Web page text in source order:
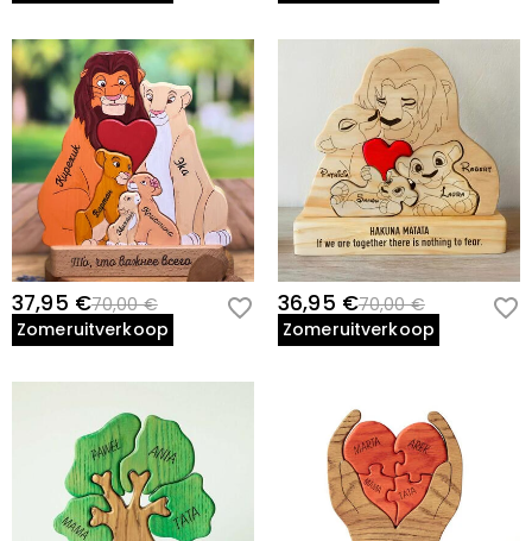
37,95 €70,00 €
Zomeruitverkoop
36,95 €70,00 €
Zomeruitverkoop